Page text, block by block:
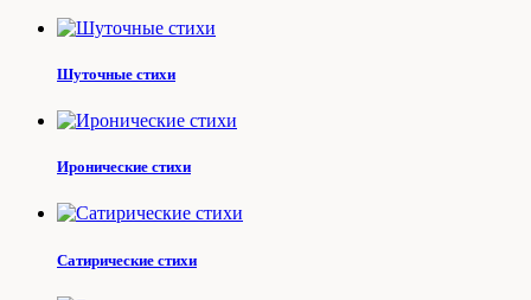
Шуточные стихи
Иронические стихи
Сатирические стихи